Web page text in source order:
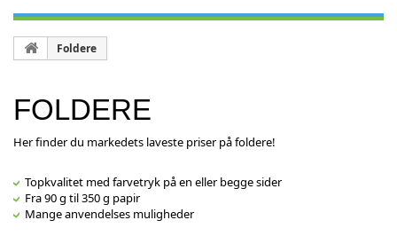
Foldere
FOLDERE
Her finder du markedets laveste priser på foldere!
Topkvalitet med farvetryk på en eller begge sider
Fra 90 g til 350 g papir
Mange anvendelses muligheder